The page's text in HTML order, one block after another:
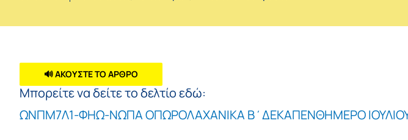
🔊 ΑΚΟΥΣΤΕ ΤΟ ΑΡΘΡΟ
Μπορείτε να δείτε το δελτίο εδώ:
ΩΝΠΜ7Λ1-ΦΗΩ-ΝΩΠΑ ΟΠΩΡΟΛΑΧΑΝΙΚΑ Β΄ΔΕΚΑΠΕΝΘΗΜΕΡΟ ΙΟΥΛΙΟΥ